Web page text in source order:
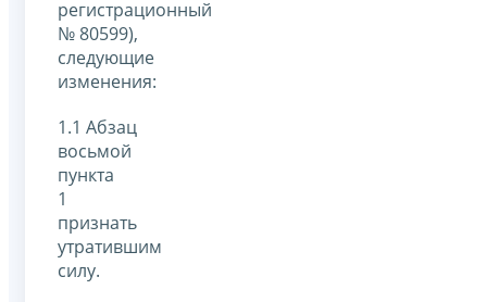
регистрационный
№ 80599),
следующие
изменения:
1.1 Абзац
восьмой
пункта
1
признать
утратившим
силу.